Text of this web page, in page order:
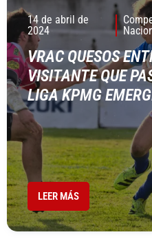
14 de abril de
2024
VRAC QUESOS
VISITANTE QUE
LIGA KPMG
LEER MÁS